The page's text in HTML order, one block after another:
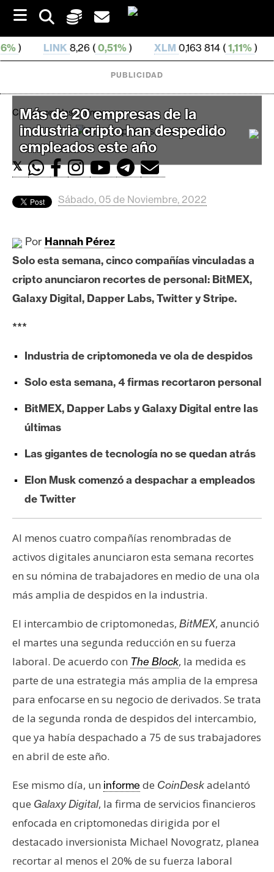
p
t
o
8,26 (0,51%) XLM0,163 814 ( 1,11%) DAI
C
r
i
t
e
r
c
a
d
B
t
c
i
h
e
r
e
m
I
A
A
n
á
i
s
i
s
PUBLICIDAD
Criptomonedas Empresas
Más de 20 empresas de la
industria cripto han despedido
empleados este año
𝕏
Sábado, 05 de Noviembre, 2022
Por Hannah Pérez
Solo esta semana, cinco compañías vinculadas a
cripto anunciaron recortes de personal: BitMEX,
Galaxy Digital, Dapper Labs, Twitter y Stripe.
***
Industria de criptomoneda ve ola de despidos
Solo esta semana, 4 firmas recortaron personal
BitMEX, Dapper Labs y Galaxy Digital entre las
últimas
Las gigantes de tecnología no se quedan atrás
Elon Musk comenzó a despachar a empleados
de Twitter
Al menos cuatro compañías renombradas de
activos digitales anunciaron esta semana recortes
en su nómina de trabajadores en medio de una ola
más amplia de despidos en la industria.
El intercambio de criptomonedas, BitMEX, anunció
el martes una segunda reducción en su fuerza
laboral. De acuerdo con The Block, la medida es
parte de una estrategia más amplia de la empresa
para enfocarse en su negocio de derivados. Se trata
de la segunda ronda de despidos del intercambio,
que ya había despachado a 75 de sus trabajadores
en abril de este año.
Ese mismo día, un informede CoinDeskadelantó
que Galaxy Digital, la firma de servicios financieros
enfocada en criptomonedas dirigida por el
destacado inversionista Michael Novogratz, planea
recortar al menos el 20% de su fuerza laboral